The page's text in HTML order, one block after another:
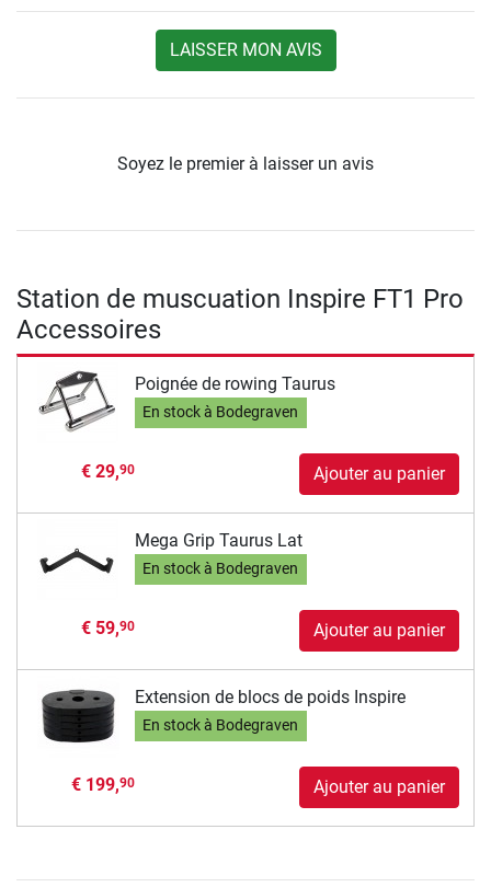
LAISSER MON AVIS
Soyez le premier à laisser un avis
Station de muscuation Inspire FT1 Pro
Accessoires
Poignée de rowing Taurus
En stock à Bodegraven
€ 29,90 Ajouter au panier
Mega Grip Taurus Lat
En stock à Bodegraven
€ 59,90 Ajouter au panier
Extension de blocs de poids Inspire
En stock à Bodegraven
€ 199,90 Ajouter au panier